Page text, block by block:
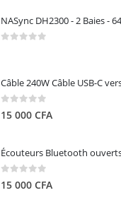
NASync DH2300 - 2 Baies -
0 out of 5
15 000 CFA
0 out of 5
15 000 CFA